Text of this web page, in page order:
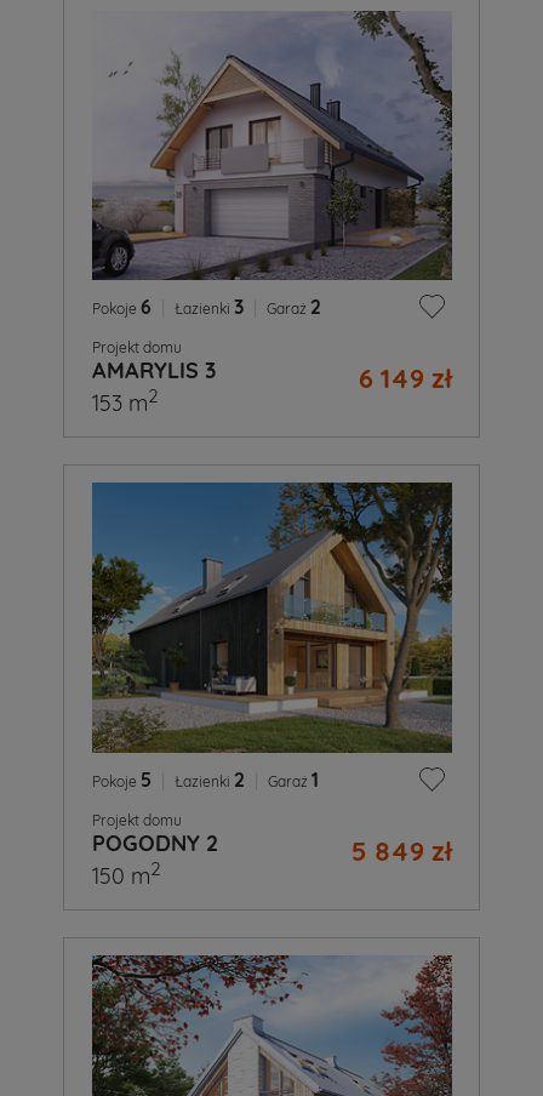
Pokoje 6 Łazienki 3 Garaż 2
Projekt domu
AMARYLIS 3 6 149 zł
153 m2
Pokoje 5 Łazienki 2 Garaż 1
Projekt domu
POGODNY 2 5 849 zł
150 m2